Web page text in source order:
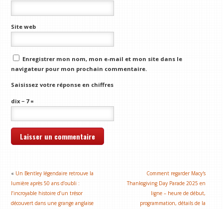
Site web
Enregistrer mon nom, mon e-mail et mon site dans le
navigateur pour mon prochain commentaire.
Saisissez votre réponse en chiffres
dix − 7 =
« Un Bentley légendaire retrouve la
lumière après 50 ans d’oubli :
l’incroyable histoire d’un trésor
découvert dans une grange anglaise
Comment regarder Macy's
Thanksgiving Day Parade 2025 en
ligne – heure de début,
programmation, détails de la